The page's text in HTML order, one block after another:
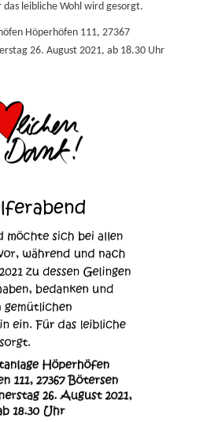
das leibliche Wohl wird gesorgt.
Höperhöfen 111, 27367
26. August 2021, ab 18.30 Uhr